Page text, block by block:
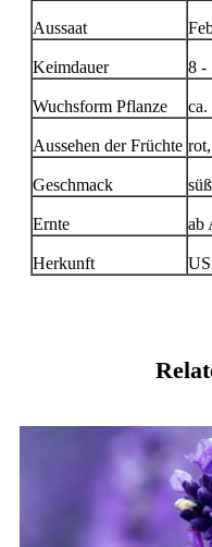
Aussaat
Keimdauer 8 -
Wuchsform Pflanze ca.
Aussehen der Früchte
Geschmack
Ernte ab
Herkunft